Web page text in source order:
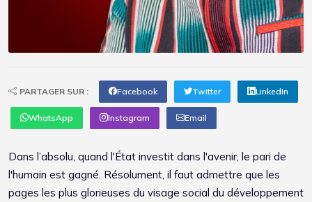
PARTAGER SUR : Facebook Twitter LinkedIn
WhatsApp Instagram Email
Dans l’absolu, quand l'État investit dans l'avenir, le pari de
l'humain est gagné. Résolument, il faut admettre que les
pages les plus glorieuses du visage social du développement